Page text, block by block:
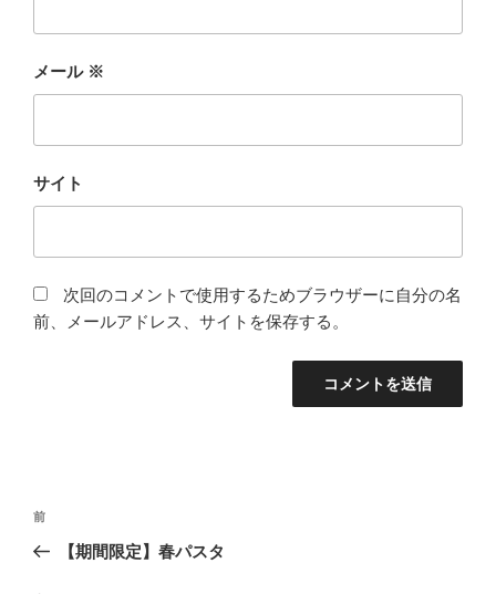
メール ※
サイト
次回のコメントで使用するためブラウザーに自分の名
前、メールアドレス、サイトを保存する。
投
前
の
前
【期間限定】春パスタ